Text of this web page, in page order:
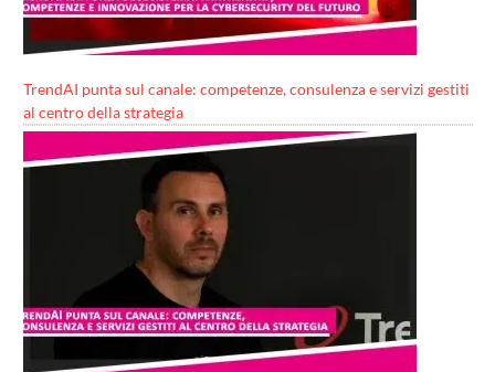
TrendAI punta sul canale: competenze, consulenza e servizi gestiti
al centro della strategia